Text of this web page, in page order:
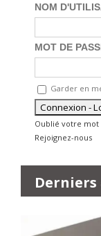
NOM
MOT DE
Garder en
Oublié votre mot
Rejoignez-nous